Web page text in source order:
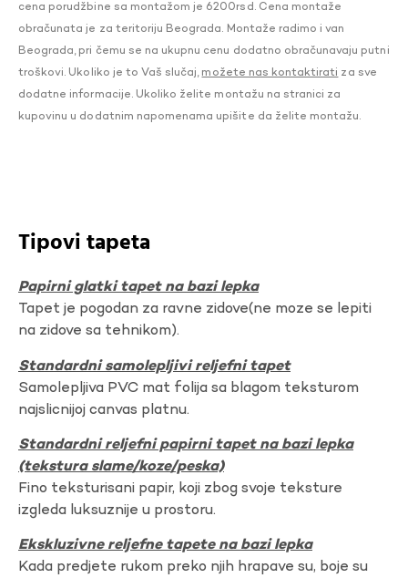
cena porudžbine sa montažom je 6200rsd. Cena montaže
obračunata je za teritoriju Beograda. Montaže radimo i van
Beograda, pri čemu se na ukupnu cenu dodatno obračunavaju putni
troškovi. Ukoliko je to Vaš slučaj, možete nas kontaktirati za sve
dodatne informacije. Ukoliko želite montažu na stranici za
kupovinu u dodatnim napomenama upišite da želite montažu.
Tipovi tapeta
Papirni glatki tapet na bazi lepka
Tapet je pogodan za ravne zidove(ne moze se lepiti
na zidove sa tehnikom).
Standardni samolepljivi reljefni tapet
Samolepljiva PVC mat folija sa blagom teksturom
najslicnijoj canvas platnu.
Standardni reljefni papirni tapet na bazi lepka
(tekstura slame/koze/peska)
Fino teksturisani papir, koji zbog svoje teksture
izgleda luksuznije u prostoru.
Ekskluzivne reljefne tapete na bazi lepka
Kada predjete rukom preko njih hrapave su, boje su